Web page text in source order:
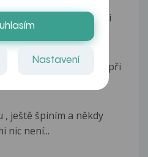
problém.Prováděli
,,zastrčení...
zeptat proč krvácím při
, ještě špiním a někdy
nic není...
Nastavení